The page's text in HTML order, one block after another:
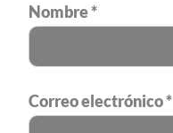
Nombre*
Correo electrónico*